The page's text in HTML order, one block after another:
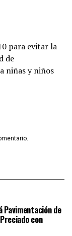
para evitar la
de
niñas y niños
Pavimentación de
con